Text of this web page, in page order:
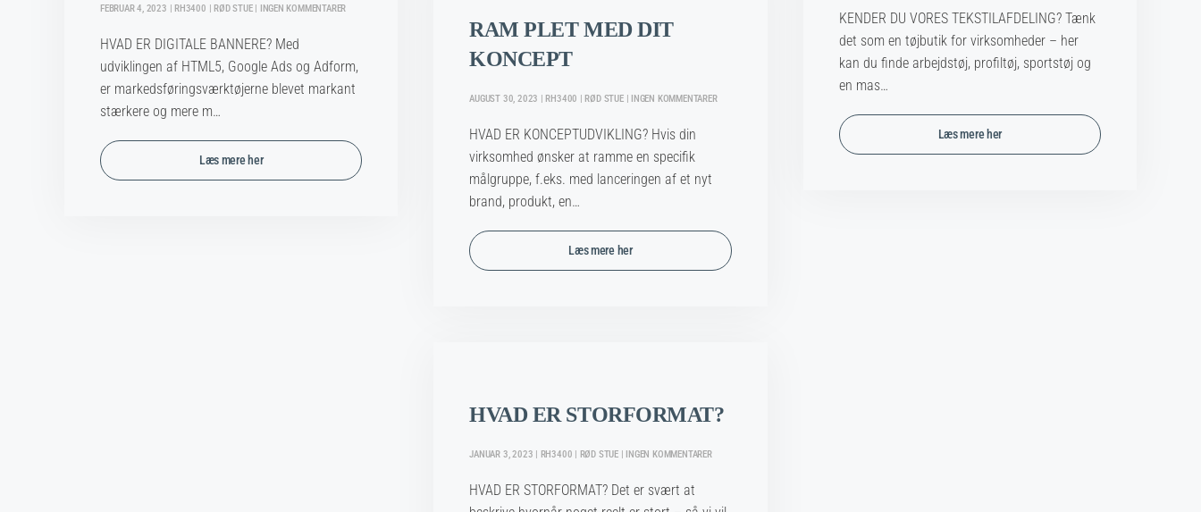
RAM PLET MED DIT
KONCEPT
AUGUST 30, 2023 | RH3400 | RØD STUE | INGEN KOMMENTARERTIL
HVAD ER KONCEPTUDVIKLING? Hvis din
virksomhed ønsker at ramme en specifik
målgruppe, f.eks. med lanceringen af et nyt
brand, produkt, en…
Læs mere her
GARDEROBEN
KENDER DU VORES TEKSTILAFDELING? Tænk
det som en tøjbutik for virksomheder – her
kan du finde arbejdstøj, profiltøj, sportstøj og
en mas…
Læs mere her
FEBRUAR 4, 2023 | RH3400 | RØD STUE | INGEN KOMMENTARERTIL
SOME
HVAD ER DIGITALE BANNERE? Med
udviklingen af HTML5, Google Ads og Adform,
er markedsføringsværktøjerne blevet markant
stærkere og mere m…
Læs mere her
HVAD ER STORFORMAT?
JANUAR 3, 2023 | RH3400 | RØD STUE | INGEN KOMMENTARERTIL
HVAD ER STORFORMAT? Det er svært at